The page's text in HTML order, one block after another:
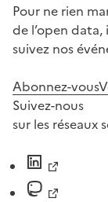
Pour ne rien
de l’open
suivez nos
Abonnez-vous
Suivez-nous
sur les réseaux